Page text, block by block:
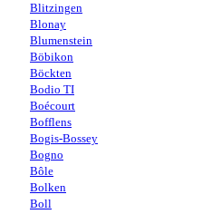
Blitzingen
Blonay
Blumenstein
Böbikon
Böckten
Bodio TI
Boécourt
Bofflens
Bogis-Bossey
Bogno
Bôle
Bolken
Boll